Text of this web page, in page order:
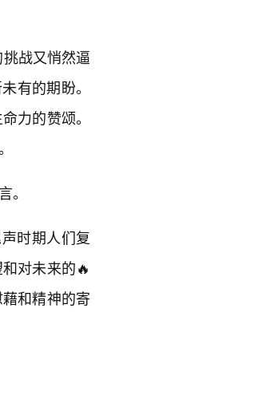
战又悄然逼
有的期盼。
力的赞颂。
。
时期人们复
对未来的🔥
和精神的寄